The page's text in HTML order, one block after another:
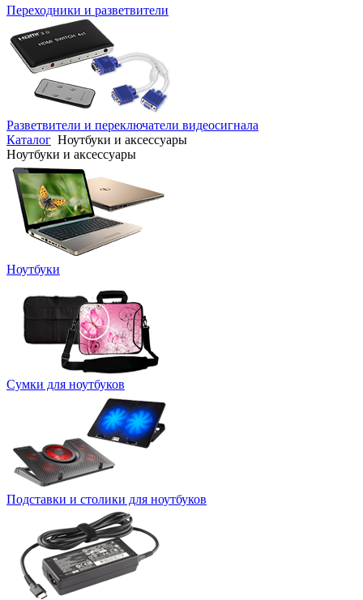
Переходники и разветвители
Разветвители и переключатели видеосигнала
Каталог Ноутбуки и аксессуары
Ноутбуки и аксессуары
Ноутбуки
Сумки для ноутбуков
Подставки и столики для ноутбуков